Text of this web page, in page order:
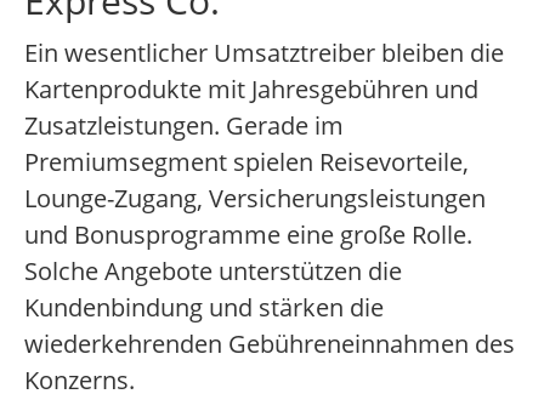
Ein wesentlicher Umsatztreiber bleiben die
Kartenprodukte mit Jahresgebühren und
Zusatzleistungen. Gerade im
Premiumsegment spielen Reisevorteile,
Lounge-Zugang, Versicherungsleistungen
und Bonusprogramme eine große Rolle.
Solche Angebote unterstützen die
Kundenbindung und stärken die
wiederkehrenden Gebühreneinnahmen des
Konzerns.